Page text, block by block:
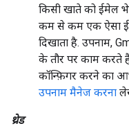
किसी खाते को ईमेल
कम से कम एक ऐसा
दिखाता है. उपनाम,
के तौर पर काम करते
कॉन्फ़िगर करने का
उपनाम मैनेज करना
थ्रेड